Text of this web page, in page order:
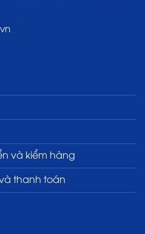
và kiểm hàng
thanh toán